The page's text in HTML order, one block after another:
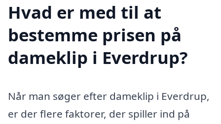
Hvad er med til at
bestemme prisen på
dameklip i Everdrup?
Når man søger efter dameklip i Everdrup,
er der flere faktorer, der spiller ind på